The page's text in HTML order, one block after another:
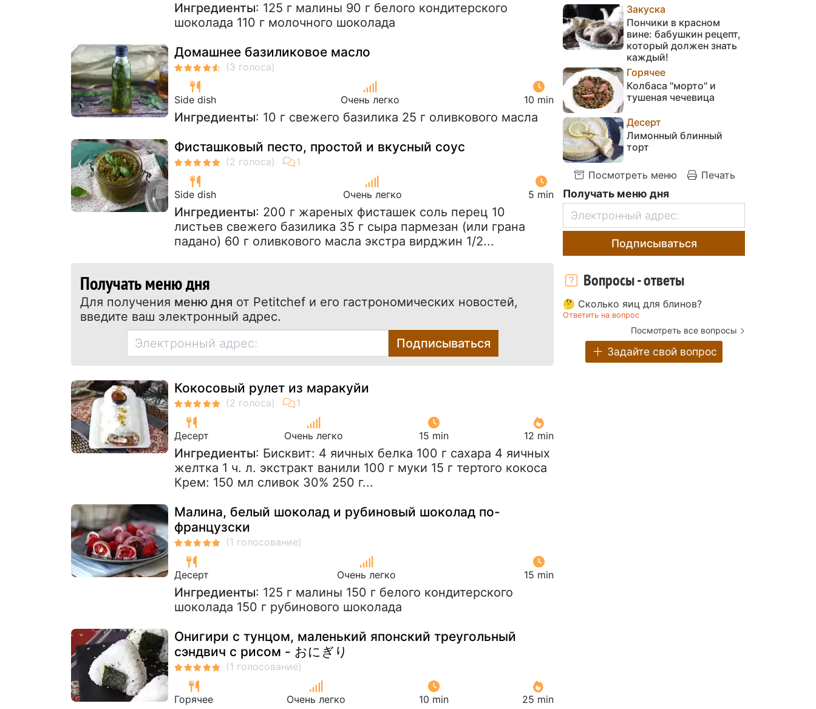
Ингредиенты: 125 г малины 90 г белого кондитерского
шоколада 110 г молочного шоколада
Домашнее базиликовое масло
Side dish Очень легко 10 min
Ингредиенты: 10 г свежего базилика 25 г оливкового масла
Фисташковый песто, простой и вкусный соус
Side dish Очень легко 5 min
Ингредиенты: 200 г жареных фисташек соль перец 10
листьев свежего базилика 35 г сыра пармезан (или грана
падано) 60 г оливкового масла экстра вирджин 1/2...
Получать меню дня
Для получения меню дня от Petitchef и его гастрономических новостей,
введите ваш электронный адрес.
Подписываться
Кокосовый рулет из маракуйи
Десерт Очень легко 15 min 12 min
Ингредиенты: Бисквит: 4 яичных белка 100 г сахара 4 яичных
желтка 1 ч. л. экстракт ванили 100 г муки 15 г тертого кокоса
Крем: 150 мл сливок 30% 250 г...
Малина, белый шоколад и рубиновый шоколад по-
французски
Десерт Очень легко 15 min
Ингредиенты: 125 г малины 150 г белого кондитерского
шоколада 150 г рубинового шоколада
Онигири с тунцом, маленький японский треугольный
сэндвич с рисом - おにぎり
Горячее Очень легко 10 min 25 min
Закуска
Пончики в красном
вине: бабушкин рецепт,
который должен знать
каждый!
Горячее
Колбаса "морто" и
тушеная чечевица
Десерт
Лимонный блинный
торт
Посмотреть меню Печать
Получать меню дня
Подписываться
Вопросы - ответы
🤔 Сколько яиц для блинов?
Ответить на вопрос
Посмотреть все вопросы
Задайте свой вопрос